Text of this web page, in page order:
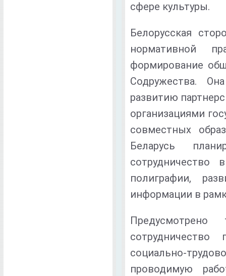
сфере культуры.
Белорусская
нормативной
формирование
Содружества.
развитию
организациями
совместных
Беларусь
сотрудничество
полиграфии,
информации в
социально-
проводимую